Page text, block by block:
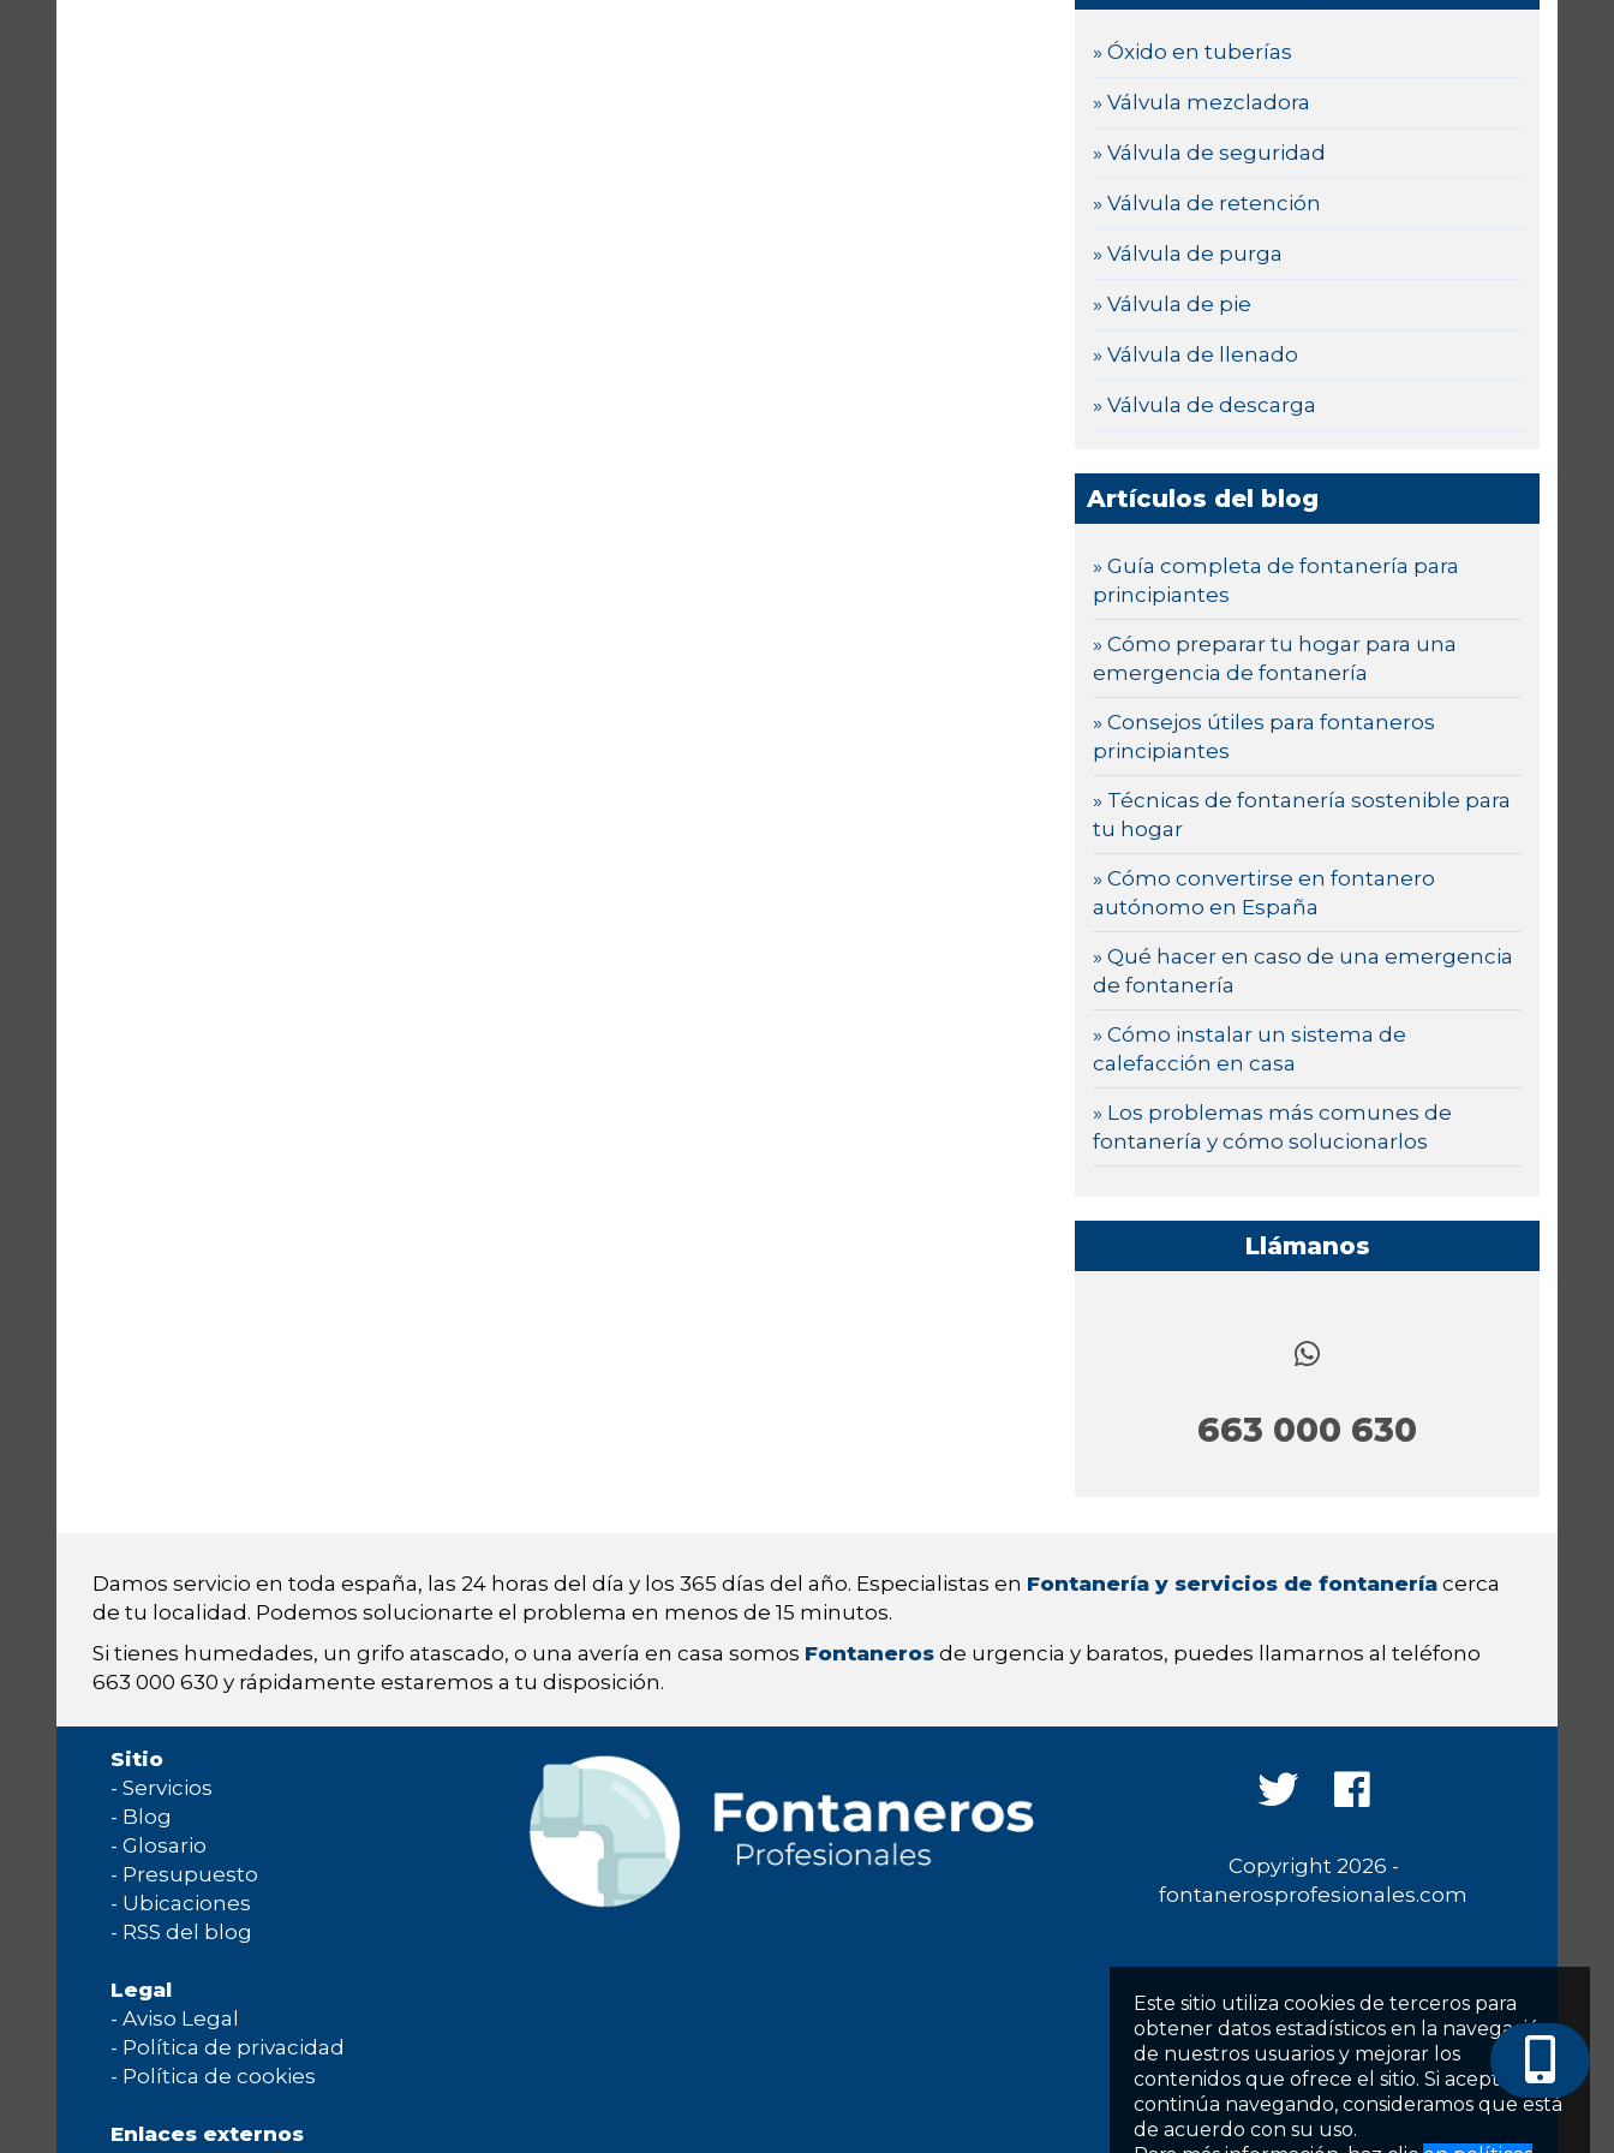
Este sitio utiliza cookies de terceros para
obtener datos estadísticos en la navegación
de nuestros usuarios y mejorar los
contenidos que ofrece el sitio. Si acepta o
continúa navegando, consideramos que está
de acuerdo con su uso.
» Óxido en tuberías
» Válvula mezcladora
» Válvula de seguridad
» Válvula de retención
» Válvula de purga
» Válvula de pie
» Válvula de llenado
» Válvula de descarga
Artículos del blog
» Guía completa de fontanería para
principiantes
» Cómo preparar tu hogar para una
emergencia de fontanería
» Consejos útiles para fontaneros
principiantes
» Técnicas de fontanería sostenible para
tu hogar
» Cómo convertirse en fontanero
autónomo en España
» Qué hacer en caso de una emergencia
de fontanería
» Cómo instalar un sistema de
calefacción en casa
» Los problemas más comunes de
fontanería y cómo solucionarlos
Llámanos
663 000 630
Damos servicio en toda españa, las 24 horas del día y los 365 días del año. Especialistas en Fontanería y servicios de fontanería cerca
de tu localidad. Podemos solucionarte el problema en menos de 15 minutos.
Si tienes humedades, un grifo atascado, o una avería en casa somos Fontaneros de urgencia y baratos, puedes llamarnos al teléfono
663 000 630 y rápidamente estaremos a tu disposición.
Sitio
- Servicios
- Blog
- Glosario
- Presupuesto
- Ubicaciones
- RSS del blog
Legal
- Aviso Legal
- Política de privacidad
- Política de cookies
Enlaces externos
Copyright 2026 -
fontanerosprofesionales.com